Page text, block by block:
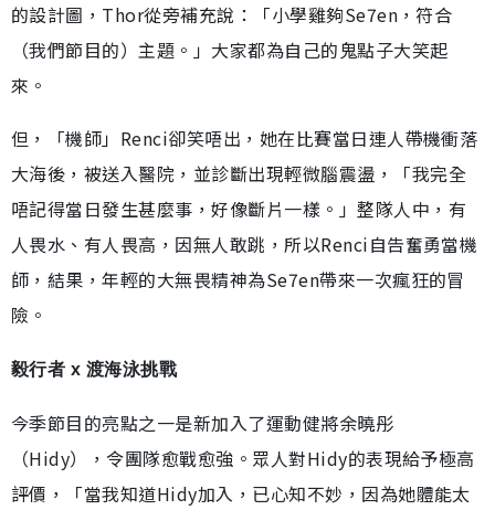
的設計圖，Thor從旁補充說：「小學雞夠Se7en，符合
（我們節目的）主題。」大家都為自己的鬼點子大笑起
來。
但，「機師」Renci卻笑唔出，她在比賽當日連人帶機衝落
大海後，被送入醫院，並診斷出現輕微腦震盪，「我完全
唔記得當日發生甚麼事，好像斷片一樣。」整隊人中，有
人畏水、有人畏高，因無人敢跳，所以Renci自告奮勇當機
師，結果，年輕的大無畏精神為Se7en帶來一次瘋狂的冒
險。
毅行者 x 渡海泳挑戰
今季節目的亮點之一是新加入了運動健將余曉彤
（Hidy），令團隊愈戰愈強。眾人對Hidy的表現給予極高
評價，「當我知道Hidy加入，已心知不妙，因為她體能太